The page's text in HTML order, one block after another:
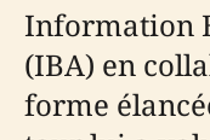
Information
(IBA) en
forme